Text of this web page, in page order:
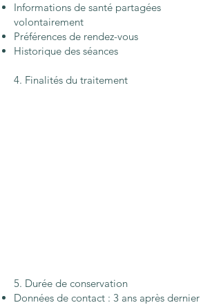
Informations de santé partagées
volontairement
Préférences de rendez-vous
Historique des séances
4. Finalités du traitement
5. Durée de conservation
Données de contact : 3 ans après dernier